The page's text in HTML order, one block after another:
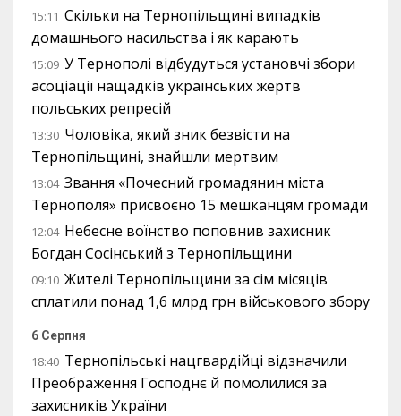
15:11 Скільки на Тернопільщині випадків
домашнього насильства і як карають
15:09 У Тернополі відбудуться установчі збори
асоціації нащадків українських жертв
польських репресій
13:30 Чоловіка, який зник безвісти на
Тернопільщині, знайшли мертвим
13:04 Звання «Почесний громадянин міста
Тернополя» присвоєно 15 мешканцям громади
12:04 Небесне воїнство поповнив захисник
Богдан Сосінський з Тернопільщини
09:10 Жителі Тернопільщини за сім місяців
сплатили понад 1,6 млрд грн військового збору
6 Серпня
18:40 Тернопільські нацгвардійці відзначили
Преображення Господнє й помолилися за
захисників України